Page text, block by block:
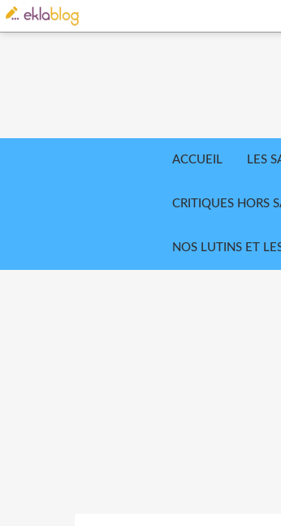
ACCUEIL LES
CRITIQUES HORS
NOS LUTINS ET